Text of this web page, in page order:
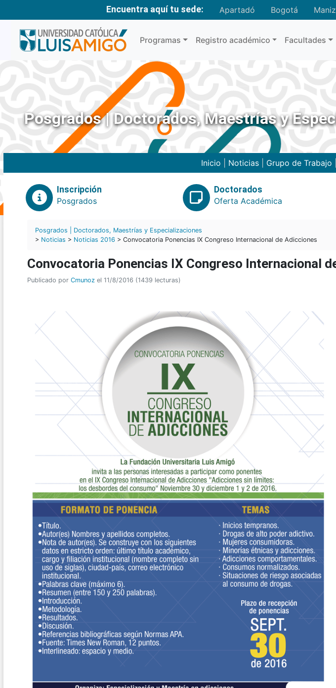
Encuentra aquí tu sede: Apartadó Bogotá
Programas Registro académico Facultades
Posgrados | Doctorados, Maestrías y
Inicio Noticias| Grupo de Trabajo
Inscripción
Posgrados
Doctorados
Oferta Académica
Posgrados | Doctorados, Maestrías y Especializaciones
> Noticias > Noticias 2016 > Convocatoria Ponencias IX Congreso Internacional de Adicciones
Convocatoria Ponencias IX Congreso Internacional
Publicado por Cmunoz el 11/8/2016 (1439 lecturas)